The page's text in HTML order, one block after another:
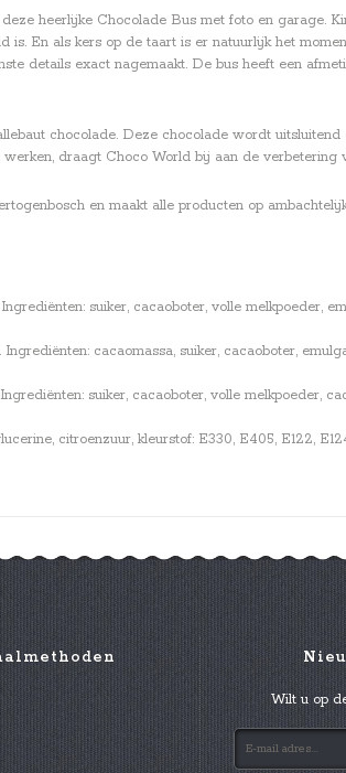
heerlijke Chocolade Bus met foto en garage.
is. En als kers op de taart is er natuurlijk het
details exact nagemaakt. De bus heeft een
chocolade. Deze chocolade wordt
draagt Choco World bij aan de verbetering
en maakt alle producten op
suiker, cacaoboter, volle melkpoeder,
cacaomassa, suiker, cacaoboter,
suiker, cacaoboter, volle melkpoeder,
citroenzuur, kleurstof: E330, E405, E122,
Wilt u op